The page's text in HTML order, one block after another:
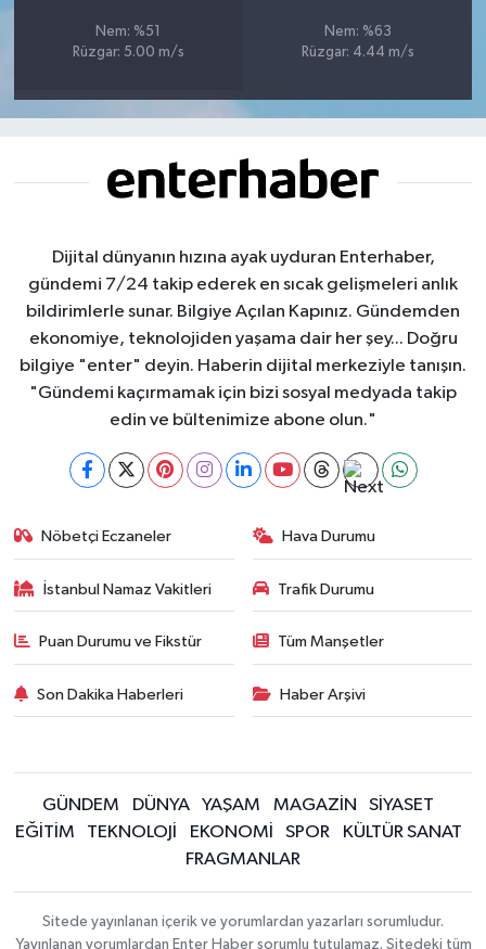
Nem: %51
Rüzgar: 5.00 m/s
Nem: %63
Rüzgar: 4.44 m/s
Dijital dünyanın hızına ayak uyduran Enterhaber,
gündemi 7/24 takip ederek en sıcak gelişmeleri anlık
bildirimlerle sunar. Bilgiye Açılan Kapınız. Gündemden
ekonomiye, teknolojiden yaşama dair her şey... Doğru
bilgiye "enter" deyin. Haberin dijital merkeziyle tanışın.
"Gündemi kaçırmamak için bizi sosyal medyada takip
edin ve bültenimize abone olun."
Nöbetçi Eczaneler Hava Durumu
İstanbul Namaz Vakitleri Trafik Durumu
Puan Durumu ve Fikstür Tüm Manşetler
Son Dakika Haberleri Haber Arşivi
GÜNDEM DÜNYA YAŞAM MAGAZİN
SİYASET
EĞİTİM
TEKNOLOJİ EKONOMİ SPOR
KÜLTÜR SANAT
FRAGMANLAR
Sitede yayınlanan içerik ve yorumlardan yazarları sorumludur.
Yayınlanan yorumlardan Enter Haber sorumlu tutulamaz. Sitedeki tüm